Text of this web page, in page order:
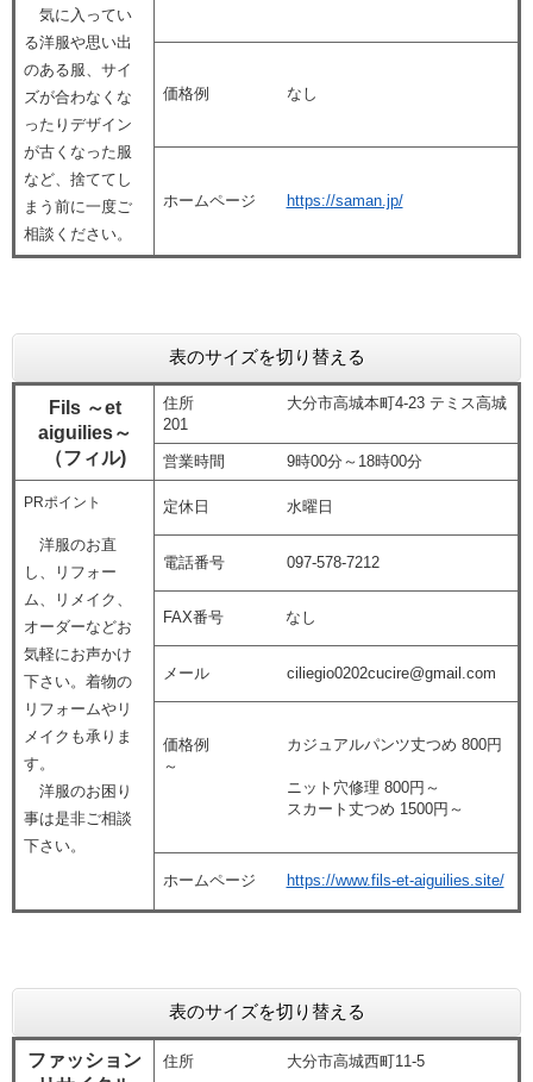
気に入ってい
る洋服や思い出
のある服、サイ
ズが合わなくな
ったりデザイン
が古くなった服
など、捨ててし
まう前に一度ご
相談ください。
価格例 なし
ホームページ https://saman.jp/
表のサイズを切り替える
Fils ～et
aiguilies～
（フィル)
住所 大分市高城本町4-23 テミス高城
201
営業時間 9時00分～18時00分
PRポイント
洋服のお直
し、リフォー
ム、リメイク、
オーダーなどお
気軽にお声かけ
下さい。着物の
リフォームやリ
メイクも承りま
す。
洋服のお困り
事は是非ご相談
下さい。
定休日 水曜日
電話番号 097-578-7212
FAX番号 なし
メール ciliegio0202cucire@gmail.com
価格例 カジュアルパンツ丈つめ 800円
～
ニット穴修理 800円～
スカート丈つめ 1500円～
ホームページ https://www.fils-et-aiguilies.site/
表のサイズを切り替える
ファッション
住所 大分市高城西町11-5